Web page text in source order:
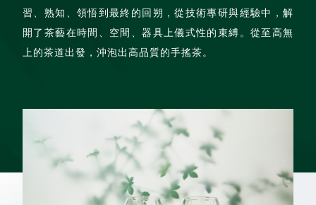
習、熟知、領悟到最終的回朔，從技術專研與經驗中，解
開了茶藝在時間、空間、器具上儀式性的束縛。從至高無
上的茶道出發，沖泡出高品質的手搖茶。